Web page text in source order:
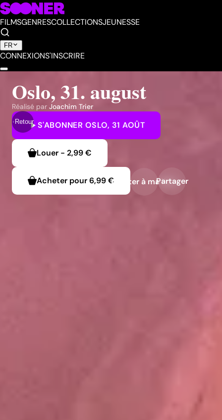
FILMSGENRESCOLLECTIONSJEUNESSE
FR
CONNEXIONS'INSCRIRE
Retour
Oslo, 31. august
Réalisé par Joachim Trier
S'ABONNER OSLO, 31 AOÛT
Louer - 2,99 €
Acheter pour6,99 €Ajouter à ma liste
Partager